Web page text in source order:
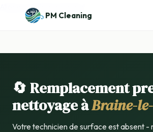
Aller au contenu principal
PM Cleaning
🔄 Remplacement
nettoyage àBraine-
Votre technicien de surface est absent -